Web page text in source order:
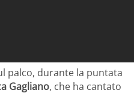
palco, durante la puntata
Gagliano, che ha cantato